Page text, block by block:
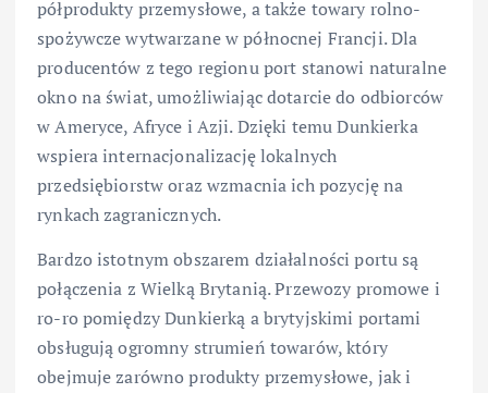
półprodukty przemysłowe, a także towary rolno-
spożywcze wytwarzane w północnej Francji. Dla
producentów z tego regionu port stanowi naturalne
okno na świat, umożliwiając dotarcie do odbiorców
w Ameryce, Afryce i Azji. Dzięki temu Dunkierka
wspiera internacjonalizację lokalnych
przedsiębiorstw oraz wzmacnia ich pozycję na
rynkach zagranicznych.
Bardzo istotnym obszarem działalności portu są
połączenia z Wielką Brytanią. Przewozy promowe i
ro-ro pomiędzy Dunkierką a brytyjskimi portami
obsługują ogromny strumień towarów, który
obejmuje zarówno produkty przemysłowe, jak i